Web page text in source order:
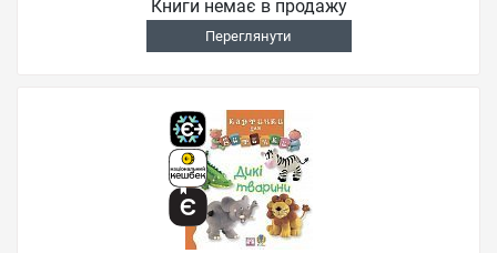
Книги немає в продажу
Переглянути